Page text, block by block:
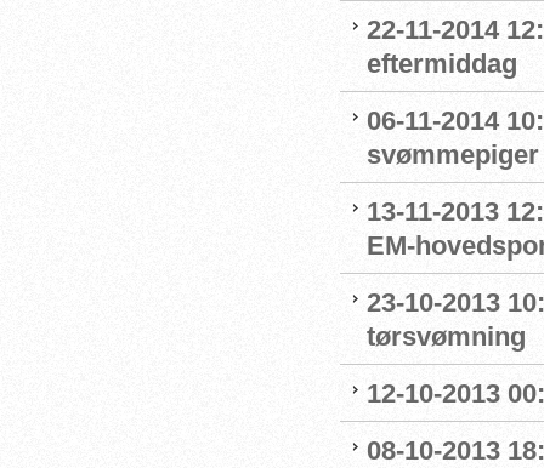
22-11-2014
eftermiddag
06-11-2014
13-11-2013
EM-
23-10-2013
tørsvømning
12-10-2013
08-10-2013